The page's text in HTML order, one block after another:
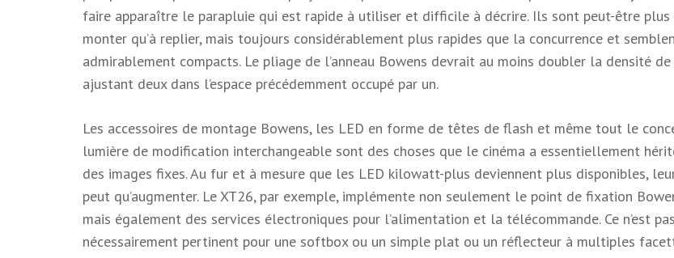
faire apparaître le parapluie qui est rapide à utiliser et difficile à décrire. Ils sont peut-être plus
monter qu’à replier, mais toujours considérablement plus rapides que la concurrence et
admirablement compacts. Le pliage de l’anneau Bowens devrait au moins doubler la densité
ajustant deux dans l’espace précédemment occupé par un.
Les accessoires de montage Bowens, les LED en forme de têtes de flash et même tout le
lumière de modification interchangeable sont des choses que le cinéma a essentiellement
des images fixes. Au fur et à mesure que les LED kilowatt-plus deviennent plus disponibles,
peut qu’augmenter. Le XT26, par exemple, implémente non seulement le point de fixation
mais également des services électroniques pour l’alimentation et la télécommande. Ce n’est pas
nécessairement pertinent pour une softbox ou un simple plat ou un réflecteur à multiples